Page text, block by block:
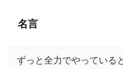
名言
ずっと全力でやっている